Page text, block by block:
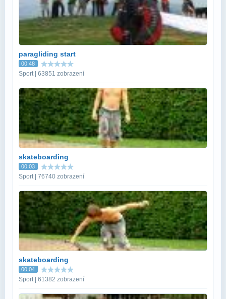
paragliding start
00:48
Sport | 63851 zobrazení
skateboarding
00:03
Sport | 76740 zobrazení
skateboarding
00:04
Sport | 61382 zobrazení